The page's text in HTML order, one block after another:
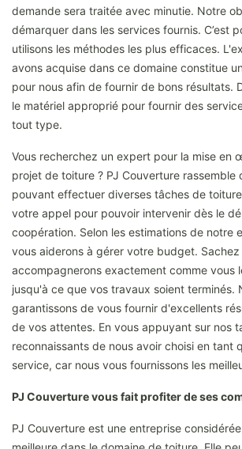
demande sera traitée avec minutie. Notre
démarquer dans les services fournis. C’est
utilisons les méthodes les plus efficaces.
avons acquise dans ce domaine constitue
pour nous afin de fournir de bons résultats.
le matériel approprié pour fournir des
tout type.
Vous recherchez un expert pour la mise en
projet de toiture ? PJ Couverture rassemble
pouvant effectuer diverses tâches de
votre appel pour pouvoir intervenir dès le
coopération. Selon les estimations de notre
vous aiderons à gérer votre budget.
accompagnerons exactement comme vous
jusqu'à ce que vos travaux soient terminés.
garantissons de vous fournir d'excellents
de vos attentes. En vous appuyant sur nos
reconnaissants de nous avoir choisi en tant
service, car nous vous fournissons les
PJ Couverture vous fait profiter de ses
PJ Couverture est une entreprise